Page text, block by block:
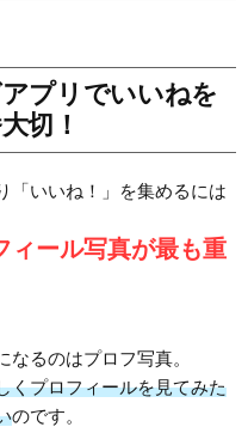
アプリでいいねを
切！
「いいね！」を集めるには
ィール写真が最も重
るのはプロフ写真。
くプロフィールを見てみた
のです。